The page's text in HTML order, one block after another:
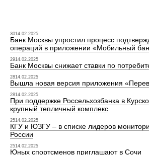
3014.02.2025
Банк Москвы упростил процесс
операций в приложении «Мобильный
2914.02.2025
Банк Москвы снижает ставки по
2814.02.2025
Вышла новая версия приложения
2814.02.2025
При поддержке Россельхозбанка в
крупный тепличный комплекс
2514.02.2025
КГУ и ЮЗГУ – в списке лидеров
России
2514.02.2025
Юных спортсменов приглашают в Сочи